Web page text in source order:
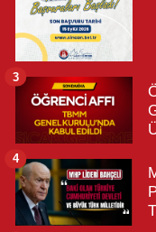
3
4